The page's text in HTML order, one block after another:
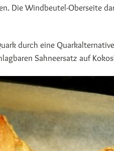
Die Windbeutel-Oberseite
durch eine
Sahneersatz auf